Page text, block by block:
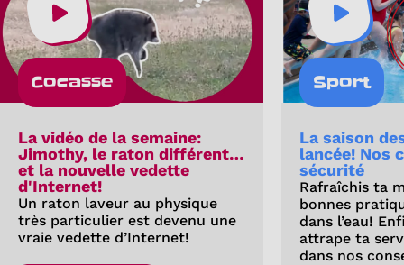
Cocasse
La vidéo de la semaine:
Jimothy, le raton différent…
et la nouvelle vedette
d'Internet!
Un raton laveur au physique
très particulier est devenu une
vraie vedette d’Internet!
Sport
La saison
lancée! Nos
sécurité
Rafraîchis ta
bonnes
dans l’eau!
attrape ta
dans nos